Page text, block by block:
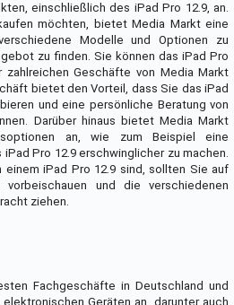
einschließlich des iPad Pro 12.9, an.
möchten, bietet Media Markt eine
Modelle und Optionen zu
zu finden. Sie können das iPad Pro
Geschäfte von Media Markt
bietet den Vorteil, dass Sie das iPad
und eine persönliche Beratung von
Darüber hinaus bietet Media Markt
an, wie zum Beispiel eine
iPad Pro 12.9 erschwinglicher zu machen.
iPad Pro 12.9 sind, sollten Sie auf
und die verschiedenen
ziehen.
Fachgeschäfte in Deutschland und
Geräten an, darunter auch